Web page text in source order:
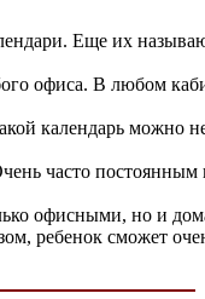
Еще их
офиса. В любом
календарь можно не
часто постоянным
офисными, но и
ребенок сможет